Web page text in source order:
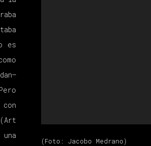
(Foto: Jacobo Medrano)
es